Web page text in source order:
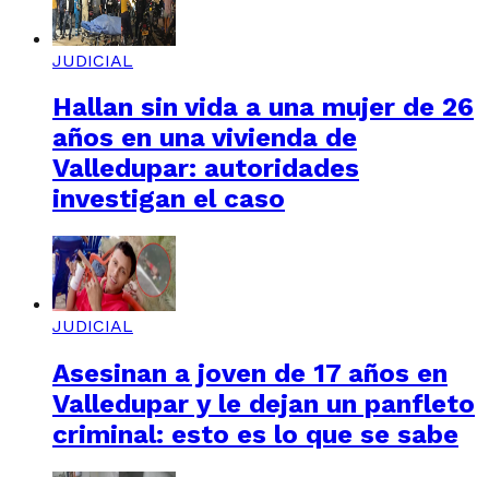
JUDICIAL
Hallan sin vida a una mujer de 26
años en una vivienda de
Valledupar: autoridades
investigan el caso
JUDICIAL
Asesinan a joven de 17 años en
Valledupar y le dejan un panfleto
criminal: esto es lo que se sabe